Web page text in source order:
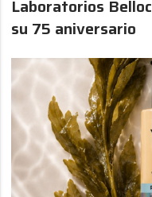
Laboratorios
su 75 aniversario